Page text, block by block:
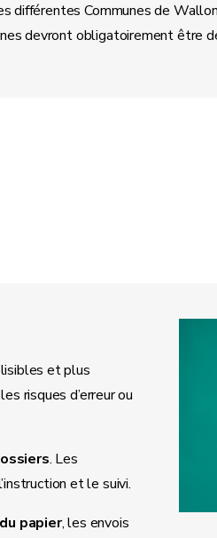
différentes Communes de
devront obligatoirement être
et plus
risques d’erreur ou
. Les
et le suivi.
papier, les envois